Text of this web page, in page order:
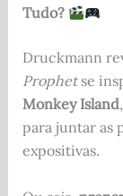
Tudo?
Druckmann
Prophetse
Monkey Island
para juntar as
expositivas.